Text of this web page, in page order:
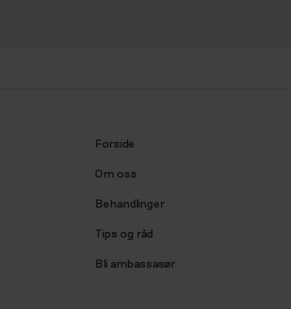
Forside
Om oss
Behandlinger
Tips og råd
Bli ambassasør